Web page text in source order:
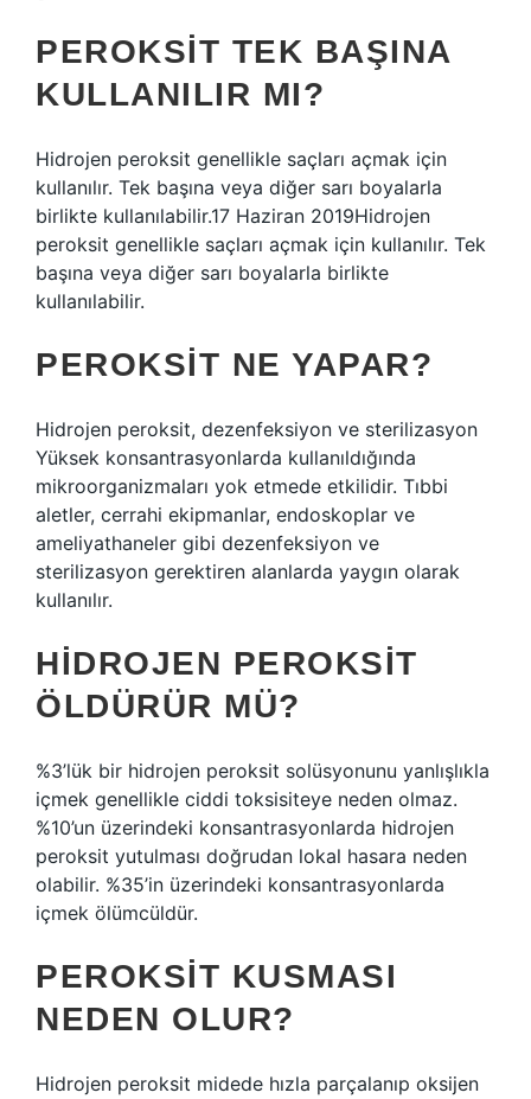
PEROKSIT TEK BAŞINA
KULLANILIR MI?
Hidrojen peroksit genellikle saçları açmak için
kullanılır. Tek başına veya diğer sarı boyalarla
birlikte kullanılabilir.17 Haziran 2019Hidrojen
peroksit genellikle saçları açmak için kullanılır. Tek
başına veya diğer sarı boyalarla birlikte
kullanılabilir.
PEROKSIT NE YAPAR?
Hidrojen peroksit, dezenfeksiyon ve sterilizasyon
Yüksek konsantrasyonlarda kullanıldığında
mikroorganizmaları yok etmede etkilidir. Tıbbi
aletler, cerrahi ekipmanlar, endoskoplar ve
ameliyathaneler gibi dezenfeksiyon ve
sterilizasyon gerektiren alanlarda yaygın olarak
kullanılır.
HIDROJEN PEROKSIT
ÖLDÜRÜR MÜ?
%3’lük bir hidrojen peroksit solüsyonunu yanlışlıkla
içmek genellikle ciddi toksisiteye neden olmaz.
%10’un üzerindeki konsantrasyonlarda hidrojen
peroksit yutulması doğrudan lokal hasara neden
olabilir. %35’in üzerindeki konsantrasyonlarda
içmek ölümcüldür.
PEROKSIT KUSMASI
NEDEN OLUR?
Hidrojen peroksit midede hızla parçalanıp oksijen